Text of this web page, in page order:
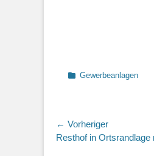
Kategorien
Gewerbeanlagen
← Vorheriger
Vorheriger
Resthof in